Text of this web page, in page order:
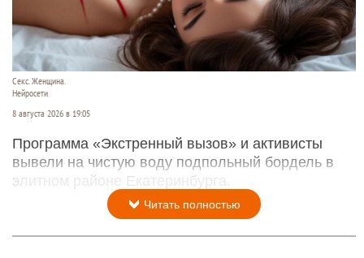
Секс. Женщина.
Нейросети
8 августа 2026 в 19:05
Программа «Экстренный вызов» и активисты
вывели на чистую воду подпольный бордель в
элитном районе Екатеринбурга.
Читать полностью